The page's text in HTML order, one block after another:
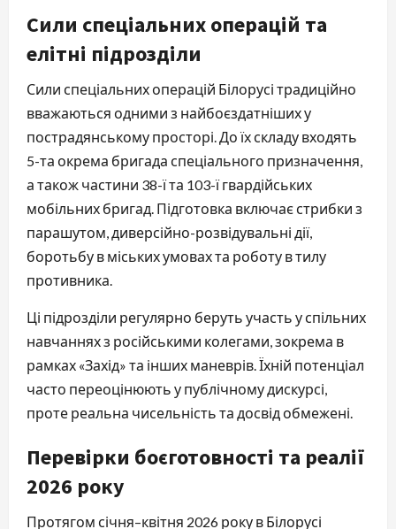
Сили спеціальних операцій та
елітні підрозділи
Сили спеціальних операцій Білорусі традиційно
вважаються одними з найбоєздатніших у
пострадянському просторі. До їх складу входять
5-та окрема бригада спеціального призначення,
а також частини 38-ї та 103-ї гвардійських
мобільних бригад. Підготовка включає стрибки з
парашутом, диверсійно-розвідувальні дії,
боротьбу в міських умовах та роботу в тилу
противника.
Ці підрозділи регулярно беруть участь у спільних
навчаннях з російськими колегами, зокрема в
рамках «Захід» та інших маневрів. Їхній потенціал
часто переоцінюють у публічному дискурсі,
проте реальна чисельність та досвід обмежені.
Перевірки боєготовності та реалії
2026 року
Протягом січня–квітня 2026 року в Білорусі